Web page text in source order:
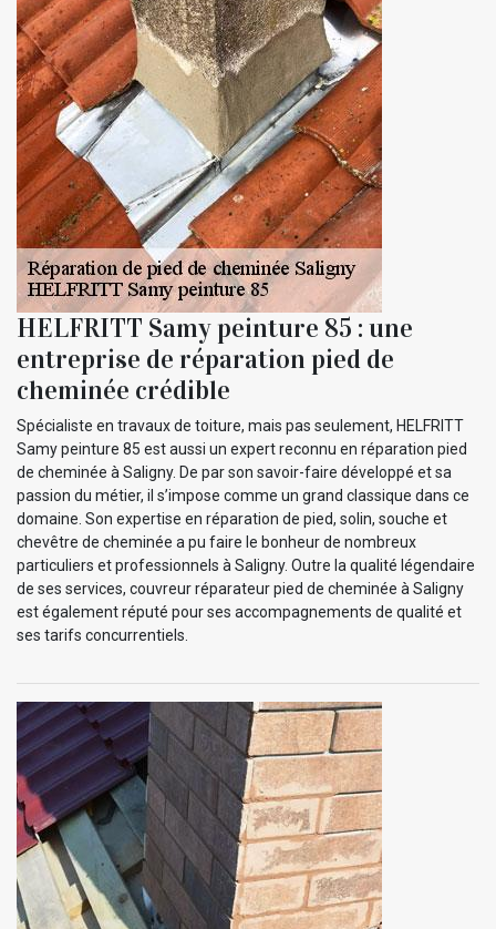
HELFRITT Samy peinture 85 : une
entreprise de réparation pied de
cheminée crédible
Spécialiste en travaux de toiture, mais pas seulement, HELFRITT
Samy peinture 85 est aussi un expert reconnu en réparation pied
de cheminée à Saligny. De par son savoir-faire développé et sa
passion du métier, il s’impose comme un grand classique dans ce
domaine. Son expertise en réparation de pied, solin, souche et
chevêtre de cheminée a pu faire le bonheur de nombreux
particuliers et professionnels à Saligny. Outre la qualité légendaire
de ses services, couvreur réparateur pied de cheminée à Saligny
est également réputé pour ses accompagnements de qualité et
ses tarifs concurrentiels.